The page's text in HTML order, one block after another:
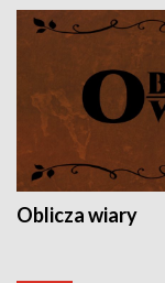
Oblicza wiary